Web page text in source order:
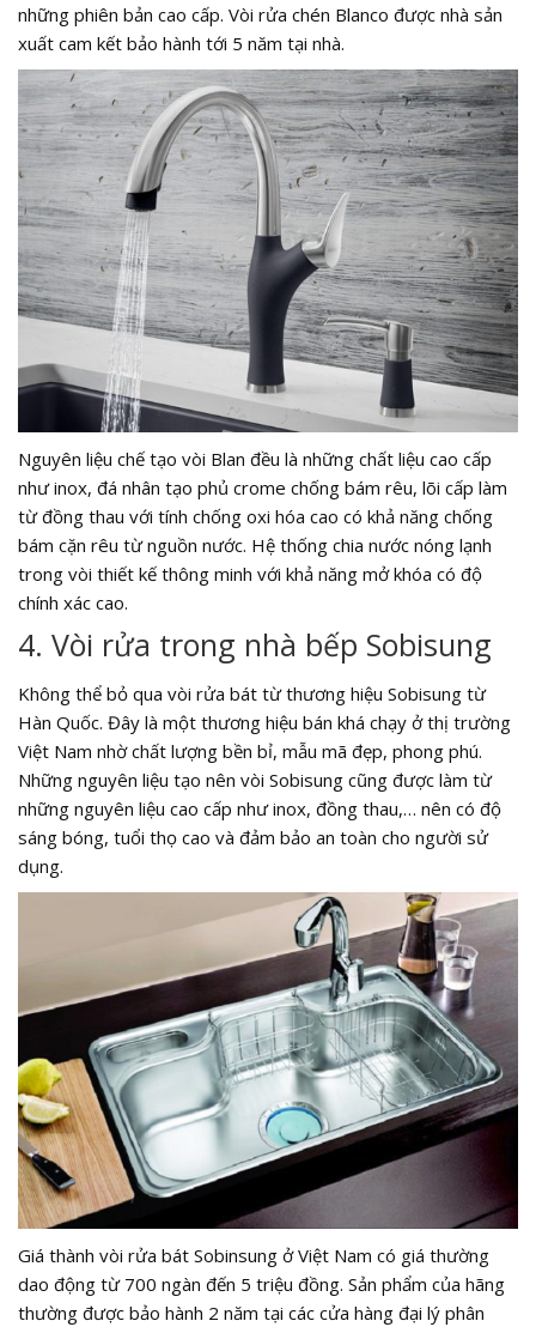
những phiên bản cao cấp. Vòi rửa chén Blanco được nhà sản
xuất cam kết bảo hành tới 5 năm tại nhà.
Nguyên liệu chế tạo vòi Blan đều là những chất liệu cao cấp
như inox, đá nhân tạo phủ crome chống bám rêu, lõi cấp làm
từ đồng thau với tính chống oxi hóa cao có khả năng chống
bám cặn rêu từ nguồn nước. Hệ thống chia nước nóng lạnh
trong vòi thiết kế thông minh với khả năng mở khóa có độ
chính xác cao.
4. Vòi rửa trong nhà bếp Sobisung
Không thể bỏ qua vòi rửa bát từ thương hiệu Sobisung từ
Hàn Quốc. Đây là một thương hiệu bán khá chạy ở thị trường
Việt Nam nhờ chất lượng bền bỉ, mẫu mã đẹp, phong phú.
Những nguyên liệu tạo nên vòi Sobisung cũng được làm từ
những nguyên liệu cao cấp như inox, đồng thau,… nên có độ
sáng bóng, tuổi thọ cao và đảm bảo an toàn cho người sử
dụng.
Giá thành vòi rửa bát Sobinsung ở Việt Nam có giá thường
dao động từ 700 ngàn đến 5 triệu đồng. Sản phẩm của hãng
thường được bảo hành 2 năm tại các cửa hàng đại lý phân